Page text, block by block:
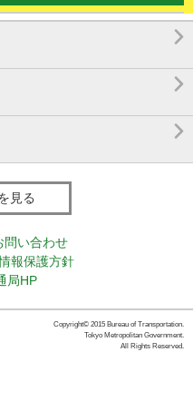



見る
問い合わせ
報保護方針
局HP
Copyright© 2015 Bureau of Transportation.
Tokyo Metropolitan Government.
All Rights Reserved.